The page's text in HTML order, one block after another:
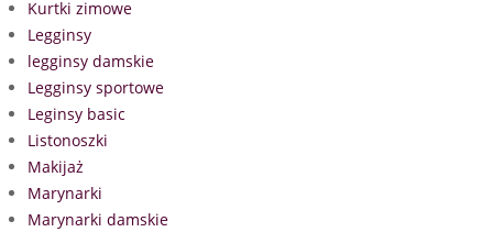
Kurtki zimowe
Legginsy
legginsy damskie
Legginsy sportowe
Leginsy basic
Listonoszki
Makijaż
Marynarki
Marynarki damskie